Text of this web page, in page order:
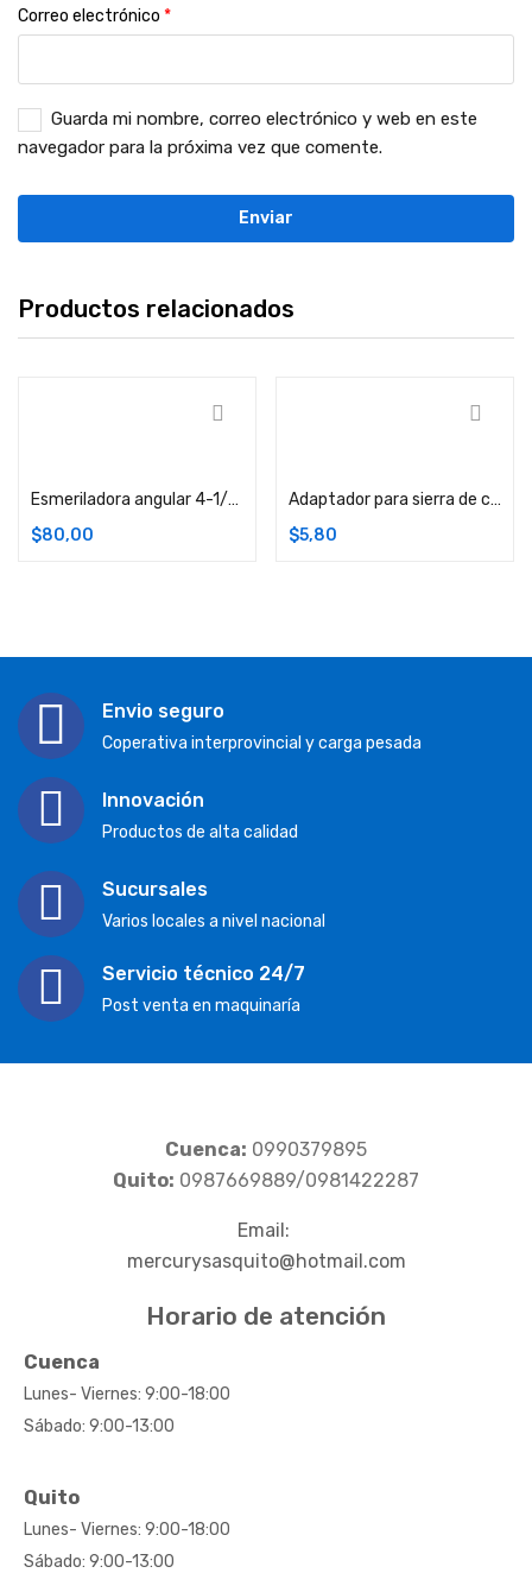
Correo electrónico *
Guarda mi nombre, correo electrónico y web en este
navegador para la próxima vez que comente.
Productos relacionados
Esmeriladora angular 4-1/2″
$80,00
Adaptador para sierra de copa 1/4″
$5,80
Envio seguro
Coperativa interprovincial y carga pesada
Innovación
Productos de alta calidad
Sucursales
Varios locales a nivel nacional
Servicio técnico 24/7
Post venta en maquinaría
Cuenca: 0990379895
Quito: 0987669889/0981422287
Email:
mercurysasquito@hotmail.com
Horario de atención
Cuenca
Lunes- Viernes: 9:00-18:00
Sábado: 9:00-13:00
Quito
Lunes- Viernes: 9:00-18:00
Sábado: 9:00-13:00